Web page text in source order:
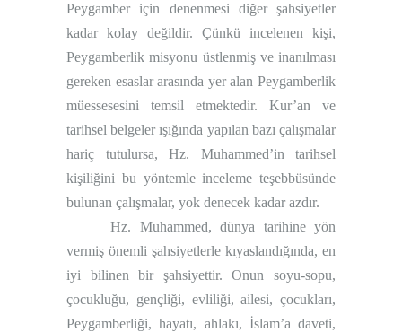
Peygamber için denenmesi diğer şahsiyetler
kadar kolay değildir. Çünkü incelenen kişi,
Peygamberlik misyonu üstlenmiş ve inanılması
gereken esaslar arasında yer alan Peygamberlik
müessesesini temsil etmektedir. Kur’an ve
tarihsel belgeler ışığında yapılan bazı çalışmalar
hariç tutulursa, Hz. Muhammed’in tarihsel
kişiliğini bu yöntemle inceleme teşebbüsünde
bulunan çalışmalar, yok denecek kadar azdır.
Hz. Muhammed, dünya tarihine yön
vermiş önemli şahsiyetlerle kıyaslandığında, en
iyi bilinen bir şahsiyettir. Onun soyu-sopu,
çocukluğu, gençliği, evliliği, ailesi, çocukları,
Peygamberliği, hayatı, ahlakı, İslam’a daveti,